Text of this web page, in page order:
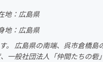
音楽
ゲーム・サービス開発
地：広島県
地：広島県
す。 広島県の南端、呉市倉橋
一般社団法人「仲間たちの砦